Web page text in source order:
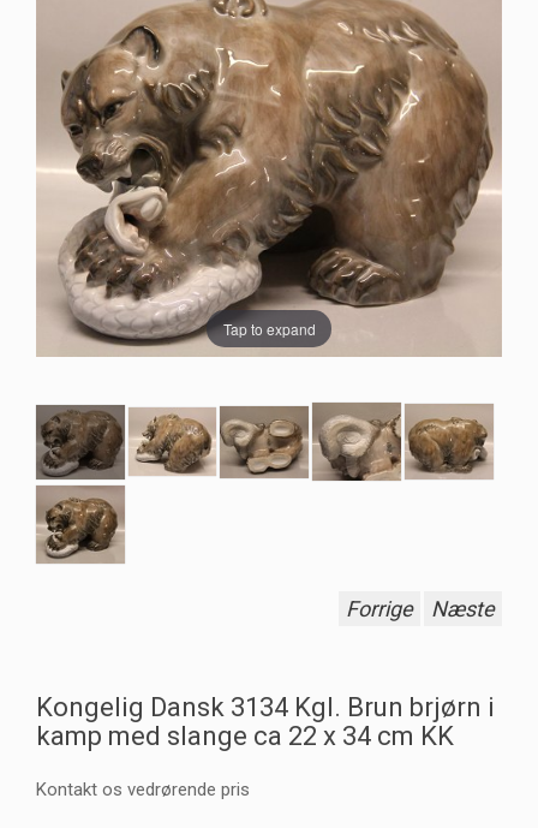
Tap to expand
Forrige Næste
Kongelig Dansk 3134 Kgl. Brun brjørn i
kamp med slange ca 22 x 34 cm KK
Kontakt os vedrørende pris